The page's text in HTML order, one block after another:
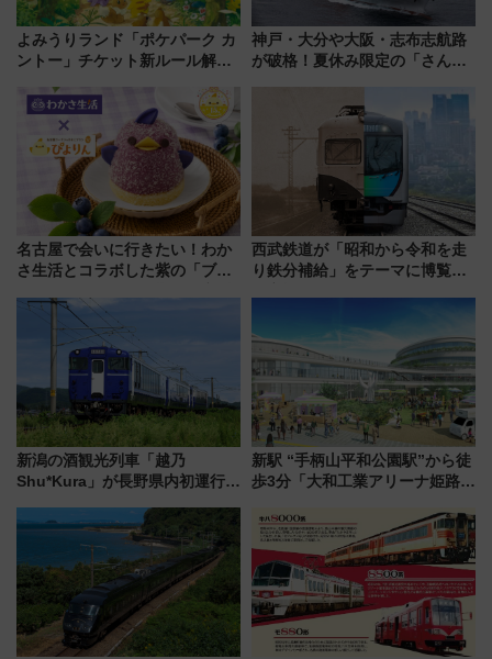
よみうりランド「ポケパーク カ
ントー」チケット新ルール解
本人確認が11月スタート
神戸・大分や大阪・志布志航路
が破格！夏休み限定の「さんふ
ート 夕朝食ビュッフェ付きで
快適な船旅はいかが？
名古屋で会いに行きたい！わか
さ生活とコラボした紫の「ブル
売
西武鉄道が「昭和から令和を走
り鉄分補給」をテーマに博覧会
14日から 新車両「トキイロ」体
験ブースも アクセスや申込方法
を解説
新潟の酒観光列車「越乃
Shu*Kura」が長野県内初運行！
別企画
新駅 “手柄山平和公園駅”から徒
歩3分「大和工業アリーナ姫路」
大相撲巡業など 豪華イベントと
アクセス